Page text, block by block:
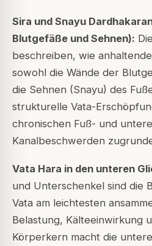
Sira und Snayu
Blutgefäße und Sehnen):
beschreiben, wie
sowohl die Wände der
die Sehnen (Snayu) des
strukturelle Vata-
chronischen Fuß- und
Kanalbeschwerden
Vata Hara in den unteren
und Unterschenkel sind die
Vata am leichtesten
Belastung, Kälteeinwirkung
Körperkern macht die